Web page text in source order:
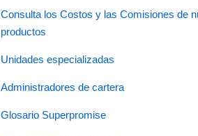
Consulta los Costos y las Comisiones de
productos
Unidades especializadas
Administradores de cartera
Glosario Superpromise